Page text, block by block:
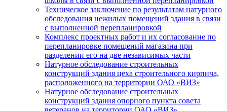
Техническое заключение по результатам натурного
обследования нежилых помещений здания в связи
с выполненной перепланировкой
Комплекс проектных работ и их согласование по
перепланировке помещений магазина при
разделении его на две независимых части
Натурное обследование строительных
конструкций здания цеха строительного кирпича,
расположенного на территории ОАО «ВИЗ»
Натурное обследование строительных
конструкций здания опорного пункта совета